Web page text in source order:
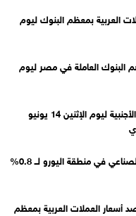
العربية بمعظم البنوك ليوم
البنوك العاملة في مصر ليوم
أسعار العملات العربية والأجنبية ليوم الإثنين 14 يونيو
Eurostat: نمو الإنتاج الصناعي في منطقة اليورو لــ 0.8%
أسعار العملات العربية بمعظم